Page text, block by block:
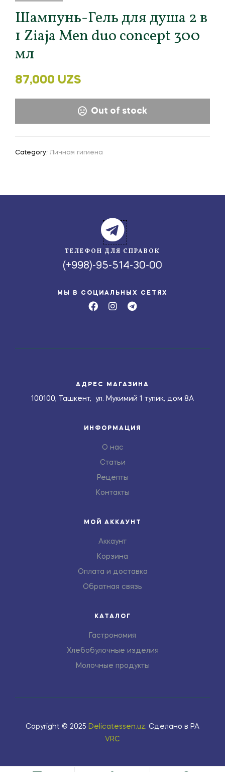
Шампунь-Гель для душа 2 в
1 Ziaja Men duo concept 300
мл
87,000 UZS
Out of stock
Category: Личная гигиена
ТЕЛЕФОН ДЛЯ СПРАВОК
(+998)-95-514-30-00
МЫ В СОЦИАЛЬНЫХ СЕТЯХ
АДРЕС МАГАЗИНА
100100, Ташкент, ул. Мукимий 1 тупик, дом 8А
ИНФОРМАЦИЯ
О нас
Статьи
Рецепты
Контакты
МОЙ АККАУНТ
Аккаунт
Корзина
Оплата и доставка
Обратная связь
КАТАЛОГ
Гастрономия
Хлебобулочные изделия
Молочные продукты
Copyright © 2025 Delicatessen.uz. Сделано в РА
VRC